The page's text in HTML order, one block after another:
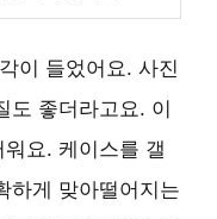
이 들었어요. 사진
도 좋더라고요. 이
요. 케이스를 갤
하게 맞아떨어지는